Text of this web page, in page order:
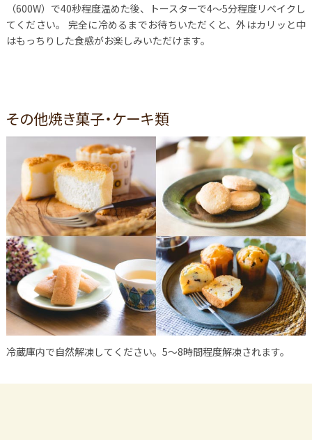
（600W）で40秒程度温めた後、トースターで4～5分程度リベイクし
てください。 完全に冷めるまでお待ちいただくと、外はカリッと中
はもっちりした食感がお楽しみいただけます。
その他焼き菓子・ケーキ類
冷蔵庫内で自然解凍してください。5～8時間程度解凍されます。